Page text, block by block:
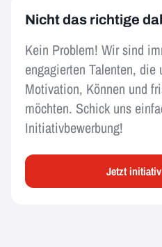
Nicht das richtige
Kein Problem! Wir sind
engagierten Talenten, die
Motivation, Können und
möchten. Schick uns
Initiativbewerbung!
Jetzt